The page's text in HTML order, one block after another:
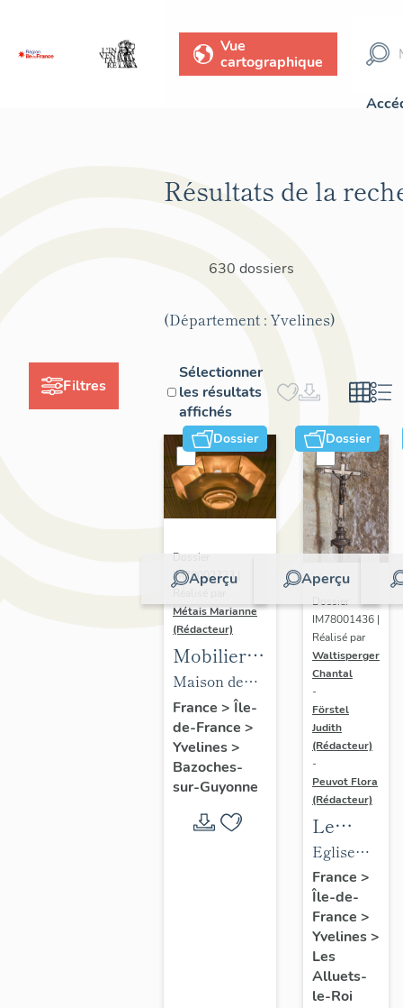
Vue
cartographique
Filtres
Résultats de la
630 dossiers
(Département : Yvelines)
Sélectionner
les résultats
affichés
Dossier
Aperçu
Dossier
IM78002723 |
Métais Marianne
(Rédacteur)
Mobilier
de la
maison
Louis
Carré
Maison de
villégiature
dite maison
Louis Carré
France > Île-
de-France >
Yvelines>
Bazoches-
sur-Guyonne
Dossier
Aperçu
Dossier
IM78001436 |
Réalisé par
Waltisperger
Chantal
-
Förstel
Judith
(Rédacteur)
-
Peuvot Flora
(Rédacteur)
Le
mobilier
de
l'église
Saint-
Nicolas
Eglise
paroissiale
Saint-
Nicolas
France >
Île-de-
France >
Yvelines>
Les
Alluets-
le-Roi